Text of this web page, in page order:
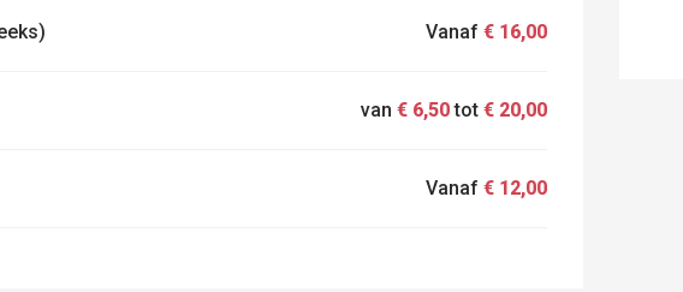
Vanaf€ 16,00
van€ 6,50tot€ 20,00
Vanaf€ 12,00